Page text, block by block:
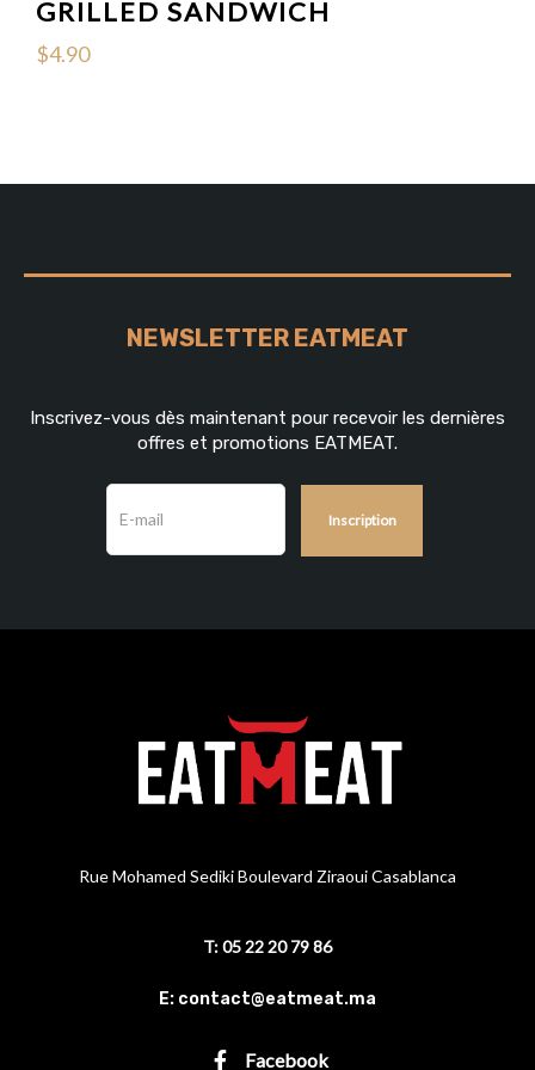
GRILLED SANDWICH
$4.90
NEWSLETTER EATMEAT
Inscrivez-vous dès maintenant pour recevoir les dernières
offres et promotions EATMEAT.
Rue Mohamed Sediki Boulevard Ziraoui Casablanca
T: 05 22 20 79 86
E: contact@eatmeat.ma
Facebook